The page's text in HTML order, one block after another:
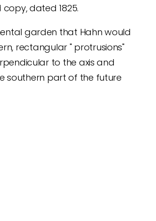
dated 1825.
garden that Hahn would
rectangular " protrusions"
to the axis and
southern part of the future